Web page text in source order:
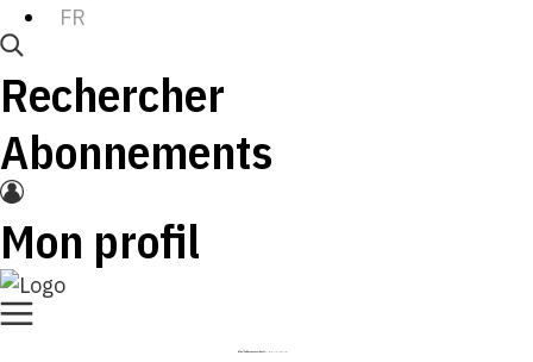
FR
Rechercher
Abonnements
Mon profil